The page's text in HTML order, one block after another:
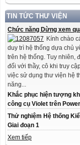
TIN TỨC THƯ VIỆN
Chức năng Dừng xem
Kính chào
duy trì hệ thống dựa chủ
trên hệ thống. Tuy nhiên,
đối với thầy, cô khi truy
việc sử dụng thư viện hệ
năng...
Khắc phục hiện tượng
công cụ Violet trên
Thử nghiệm Hệ thống
Giai đoạn 1
Xem tiếp